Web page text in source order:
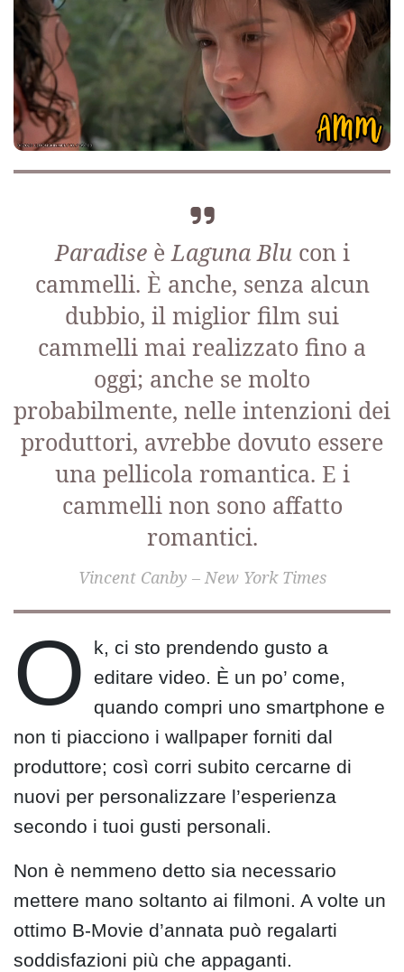
Paradiseè Laguna Blucon i
cammelli. È anche, senza alcun
dubbio, il miglior film sui
cammelli mai realizzato fino a
oggi; anche se molto
probabilmente, nelle intenzioni dei
produttori, avrebbe dovuto essere
una pellicola romantica. E i
cammelli non sono affatto
romantici.
Vincent Canby – New York Times
O
k, ci sto prendendo gusto a
editare video. È un po’ come,
quando compri uno smartphone e
non ti piacciono i wallpaper forniti dal
produttore; così corri subito cercarne di
nuovi per personalizzare l’esperienza
secondo i tuoi gusti personali.
Non è nemmeno detto sia necessario
mettere mano soltanto ai filmoni. A volte un
ottimo B-Movie d’annata può regalarti
soddisfazioni più che appaganti.